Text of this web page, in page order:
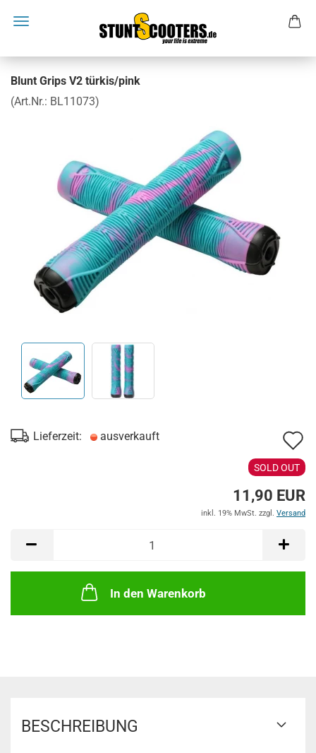
Blunt Grips V2 türkis/pink
(Art.Nr.: BL11073)
Lieferzeit: ausverkauft
SOLD OUT
11,90 EUR
inkl. 19% MwSt. zzgl. Versand
In den Warenkorb
BESCHREIBUNG